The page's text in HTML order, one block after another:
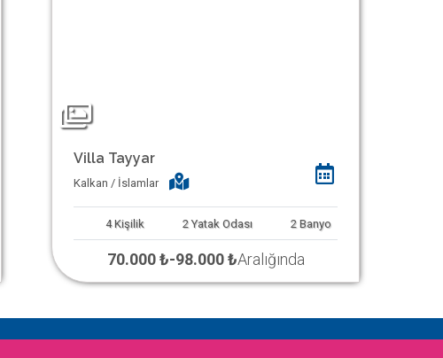
Villa Tayyar
Kalkan / İslamlar
4 Kişilik 2 Yatak Odası 2 Banyo
70.000 ₺-98.000 ₺Aralığında